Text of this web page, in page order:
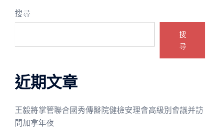
搜尋
搜
尋
近期文章
王毅將掌管聯合國秀傳醫院健檢安理會高級別會議并訪
問加拿年夜